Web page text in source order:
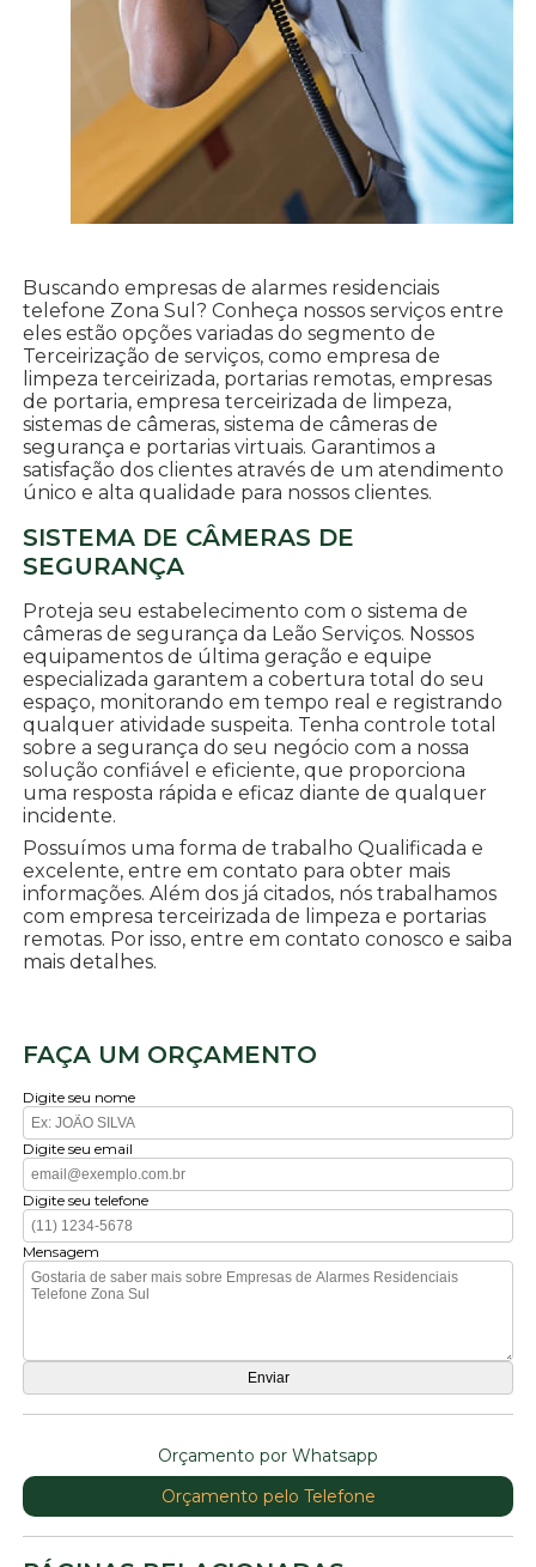
Buscando empresas de alarmes residenciais
telefone Zona Sul? Conheça nossos serviços entre
eles estão opções variadas do segmento de
Terceirização de serviços, como empresa de
limpeza terceirizada, portarias remotas, empresas
de portaria, empresa terceirizada de limpeza,
sistemas de câmeras, sistema de câmeras de
segurança e portarias virtuais. Garantimos a
satisfação dos clientes através de um atendimento
único e alta qualidade para nossos clientes.
SISTEMA DE CÂMERAS DE
SEGURANÇA
Proteja seu estabelecimento com o sistema de
câmeras de segurança da Leão Serviços. Nossos
equipamentos de última geração e equipe
especializada garantem a cobertura total do seu
espaço, monitorando em tempo real e registrando
qualquer atividade suspeita. Tenha controle total
sobre a segurança do seu negócio com a nossa
solução confiável e eficiente, que proporciona
uma resposta rápida e eficaz diante de qualquer
incidente.
Possuímos uma forma de trabalho Qualificada e
excelente, entre em contato para obter mais
informações. Além dos já citados, nós trabalhamos
com empresa terceirizada de limpeza e portarias
remotas. Por isso, entre em contato conosco e saiba
mais detalhes.
FAÇA UM ORÇAMENTO
Digite seu nome
Digite seu email
Digite seu telefone
Mensagem
Orçamento por Whatsapp
Orçamento pelo Telefone